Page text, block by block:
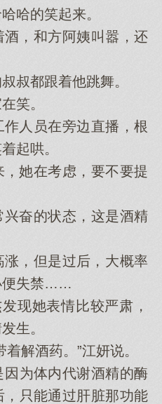
的笑起来。
，和方阿姨叫嚣，还
都跟着他‌跳舞。
笑。
人员在旁边直播，根
起哄。
她在考虑，要不要提
奋的状态，这是酒精
，但是过后，大‌概率
便失禁……
现她表情比较严肃，
生。
解酒药。”江妍说。
为体内代谢酒精的酶
只能通过肝脏那功能